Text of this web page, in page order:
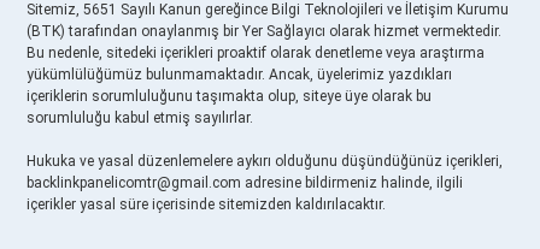
Sitemiz, 5651 Sayılı Kanun gereğince Bilgi Teknolojileri ve İletişim Kurumu
(BTK) tarafından onaylanmış bir Yer Sağlayıcı olarak hizmet vermektedir.
Bu nedenle, sitedeki içerikleri proaktif olarak denetleme veya araştırma
yükümlülüğümüz bulunmamaktadır. Ancak, üyelerimiz yazdıkları
içeriklerin sorumluluğunu taşımakta olup, siteye üye olarak bu
sorumluluğu kabul etmiş sayılırlar.
Hukuka ve yasal düzenlemelere aykırı olduğunu düşündüğünüz içerikleri,
backlinkpanelicomtr@gmail.com adresine bildirmeniz halinde, ilgili
içerikler yasal süre içerisinde sitemizden kaldırılacaktır.